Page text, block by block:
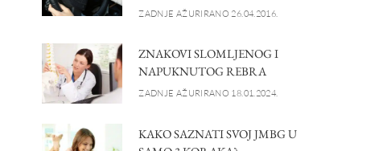
ZADNJE AŽURIRANO 26.04.2016.
ZNAKOVI SLOMLJENOG I
NAPUKNUTOG REBRA
ZADNJE AŽURIRANO 18.01.2024.
KAKO SAZNATI SVOJ JMBG U